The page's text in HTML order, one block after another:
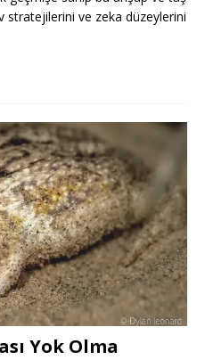
stratejilerini ve zeka düzeylerini
Yok Olma